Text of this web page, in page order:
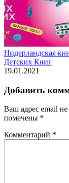
Нидерландская
Детских Книг
19.01.2021
Добавить
Ваш адрес email не
помечены *
Комментарий *